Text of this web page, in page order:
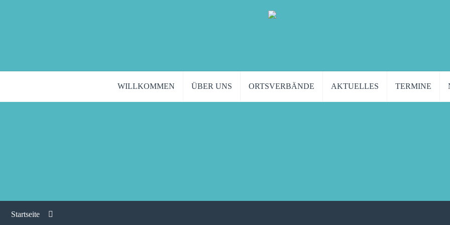
WILLKOMMEN ÜBER UNS ORTSVERBÄNDE AKTUELLES TERMINE
Startseite